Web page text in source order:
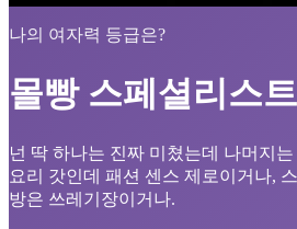
나의 여자력 등급은?
몰빵 스페셜리스트
넌 딱 하나는 진짜 미쳤는데 나머지
요리 갓인데 패션 센스 제로이거나,
방은 쓰레기장이거나.